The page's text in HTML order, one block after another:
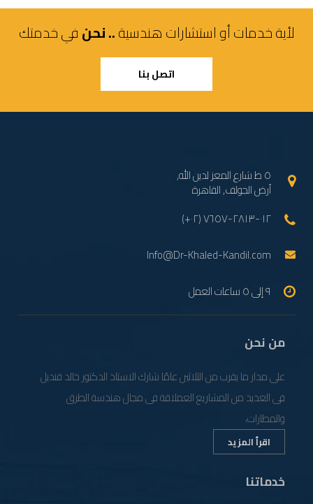
لأية خدمات أو استشارات هندسية.. نحنفي خدمتك
اتصل بنا
٥ ط شارع المعز لدين الله,
أرض الجولف, القاهرة
(+٠٢) ٠١٢-٢٨١٣-٧٦٥٧
Info@Dr-Khaled-Kandil.com
٩ إلى ٥ ساعات العمل
من نحن
على مدار ما يقرب من الثلاثين عامًا شارك الاستاذ الدكتور خالد قنديل
فى العديد من المشاريع العملاقة فى مجال هندسة الطرق
والمطارات،
اقرأ المزيد
خدماتنا